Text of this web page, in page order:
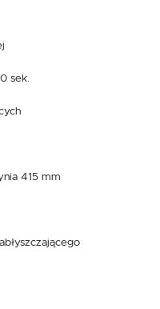
sek.
415 mm